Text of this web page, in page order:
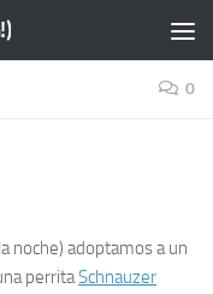
0
noche) adoptamos a un
perritaSchnauzer